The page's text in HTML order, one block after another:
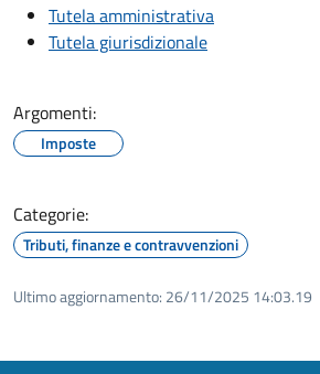
Tutela amministrativa
Tutela giurisdizionale
Argomenti:
Imposte
Categorie:
Tributi, finanze e contravvenzioni
Ultimo aggiornamento: 26/11/2025 14:03.19